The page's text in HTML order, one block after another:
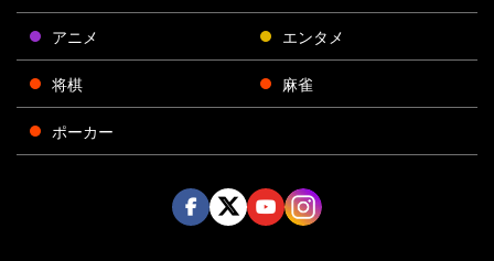
アニメ エンタメ
将棋 麻雀
ポーカー